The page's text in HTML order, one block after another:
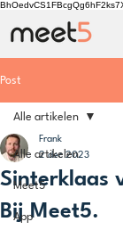
Post
Alle artikelen
Meet5
App
Alle artikelen
Sinterklaas
Bij Meet5.
Frank
2 dec 2023